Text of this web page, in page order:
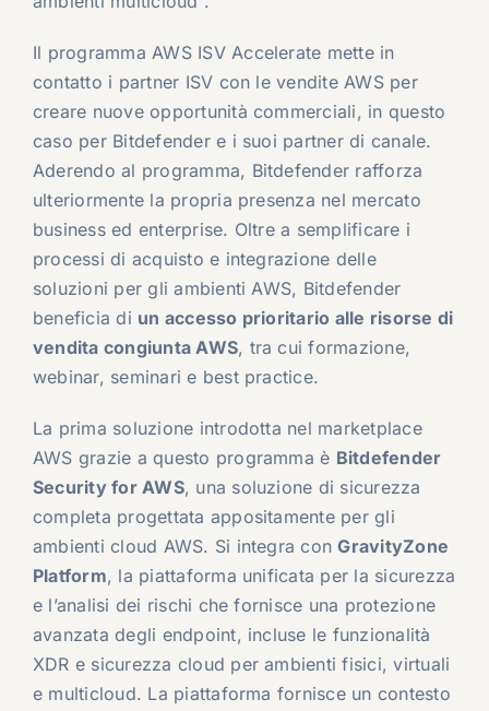
Il programma AWS ISV Accelerate mette in
contatto i partner ISV con le vendite AWS per
creare nuove opportunità commerciali, in questo
caso per Bitdefender e i suoi partner di canale.
Aderendo al programma, Bitdefender rafforza
ulteriormente la propria presenza nel mercato
business ed enterprise. Oltre a semplificare i
processi di acquisto e integrazione delle
soluzioni per gli ambienti AWS, Bitdefender
beneficia di un accesso prioritario alle risorse di
vendita congiunta AWS, tra cui formazione,
webinar, seminari e best practice.
La prima soluzione introdotta nel marketplace
AWS grazie a questo programma è Bitdefender
Security for AWS, una soluzione di sicurezza
completa progettata appositamente per gli
ambienti cloud AWS. Si integra conGravityZone
Platform, la piattaforma unificata per la sicurezza
e l’analisi dei rischi che fornisce una protezione
avanzata degli endpoint, incluse le funzionalità
XDR e sicurezza cloud per ambienti fisici, virtuali
e multicloud. La piattaforma fornisce un contesto